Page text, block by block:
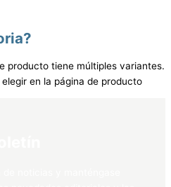
producto tiene múltiples variantes.
en la página de producto